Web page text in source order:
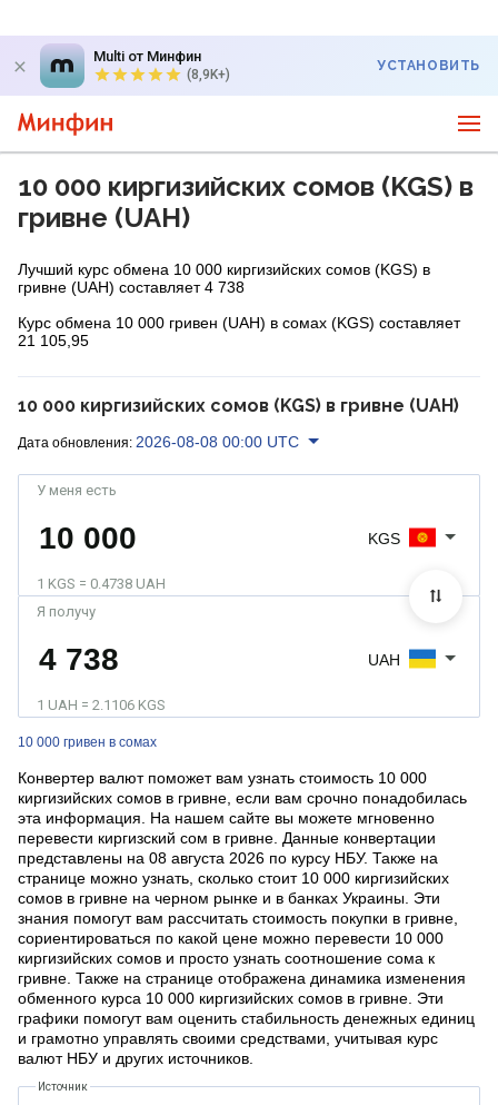
Multi от Минфин
(8,9K+)
УСТАНОВИТЬ
10 000 киргизийских сомов (KGS) в
гривне (UAH)
Лучший курс обмена 10 000 киргизийских сомов (KGS) в
гривне (UAH) составляет 4 738
Курс обмена 10 000 гривен (UAH) в сомах (KGS) составляет
21 105,95
10 000 киргизийских сомов (KGS) в гривне (UAH)
Дата обновления: 2026-08-08 00:00 UTC
10 000 гривен в сомах
У меня есть
1 KGS = 0.4738 UAH
KGS
Я получу
1 UAH = 2.1106 KGS
UAH
Конвертер валют поможет вам узнать стоимость 10 000
киргизийских сомов в гривне, если вам срочно понадобилась
эта информация. На нашем сайте вы можете мгновенно
перевести киргизский сом в гривне. Данные конвертации
представлены на 08 августа 2026 по курсу НБУ. Также на
странице можно узнать, сколько стоит 10 000 киргизийских
сомов в гривне на черном рынке и в банках Украины. Эти
знания помогут вам рассчитать стоимость покупки в гривне,
сориентироваться по какой цене можно перевести 10 000
киргизийских сомов и просто узнать соотношение сома к
гривне. Также на странице отображена динамика изменения
обменного курса 10 000 киргизийских сомов в гривне. Эти
графики помогут вам оценить стабильность денежных единиц
и грамотно управлять своими средствами, учитывая курс
валют НБУ и других источников.
Источник